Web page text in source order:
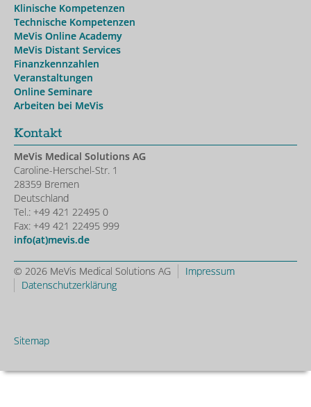
Klinische Kompetenzen
Technische Kompetenzen
MeVis Online Academy
MeVis Distant Services
Finanzkennzahlen
Veranstaltungen
Online Seminare
Arbeiten bei MeVis
Kontakt
MeVis Medical Solutions AG
Caroline-Herschel-Str. 1
28359 Bremen
Deutschland
Tel.: +49 421 22495 0
Fax: +49 421 22495 999
info(at)mevis.de
© 2026 MeVis Medical Solutions AG
Impressum
Datenschutzerklärung
Sitemap